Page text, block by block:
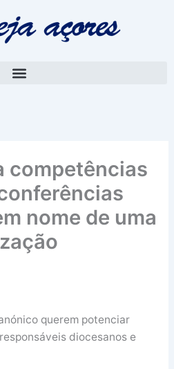
competências
nome de uma
querem potenciar
diocesanos e